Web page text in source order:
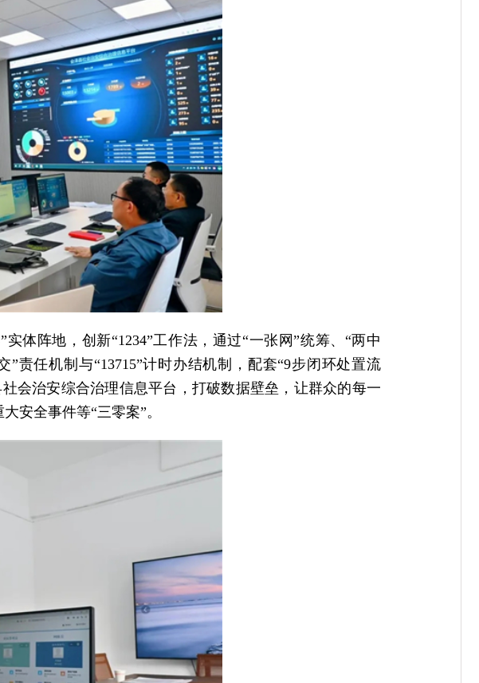
体阵地，创新“1234”工作法，通过“一张网”统筹、“两中
责任机制与“13715”计时办结机制，配套“9步闭环处置流
会治安综合治理信息平台，打破数据壁垒，让群众的每一
安全事件等“三零案”。